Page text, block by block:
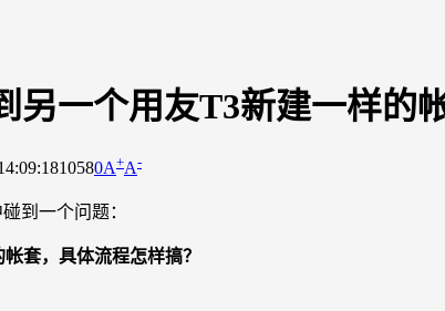
另一个用友T3新建一样的
10580A+A-
到一个问题：
套，具体流程怎样搞？